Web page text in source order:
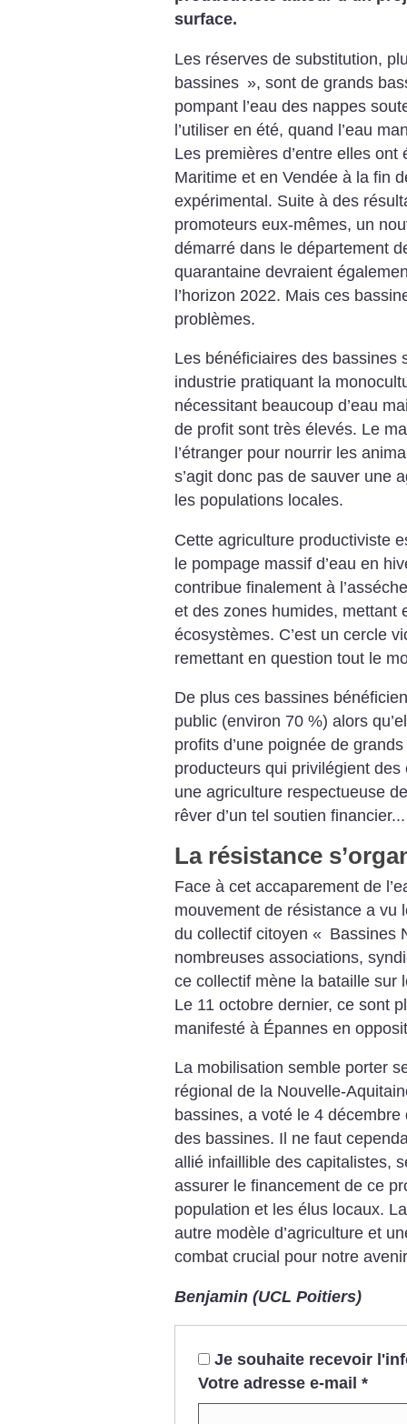
surface.
Les réserves de substitution,
bassines », sont de grands
pompant l’eau des nappes
l’utiliser en été, quand l’eau
Les premières d’entre elles
Maritime et en Vendée à la fin
expérimental. Suite à des
promoteurs eux-mêmes, un
démarré dans le département
quarantaine devraient
l’horizon 2022. Mais ces
problèmes.
Les bénéficiaires des bassines
industrie pratiquant la
nécessitant beaucoup d’eau
de profit sont très élevés. Le
l’étranger pour nourrir les
s’agit donc pas de sauver une
les populations locales.
Cette agriculture productiviste
le pompage massif d’eau en
contribue finalement à
et des zones humides, mettant
écosystèmes. C’est un cercle
remettant en question tout le
De plus ces bassines
public (environ 70 %) alors
profits d’une poignée de
producteurs qui privilégient
une agriculture respectueuse
rêver d’un tel soutien financier...
La résistance
Face à cet accaparement de
mouvement de résistance a vu
du collectif citoyen « Bassines
nombreuses associations,
ce collectif mène la bataille sur
Le 11 octobre dernier, ce sont
manifesté à Épannes en
La mobilisation semble porter
régional de la Nouvelle-
bassines, a voté le 4
des bassines. Il ne faut
allié infaillible des capitalistes,
assurer le financement de ce
population et les élus locaux.
autre modèle d’agriculture et
combat crucial pour notre
Benjamin (UCL Poitiers)
Je souhaite recevoir
Votre adresse e-mail *